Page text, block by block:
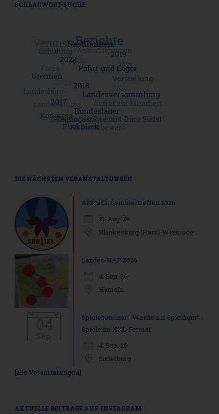
SCHLAGWORT-SUCHE
DIE NÄCHSTEN VERANSTALTUNGEN
ARR|JEL Sommertreffen 2026
21. Aug. 26
Blankenburg (Harz)-Wienrode
Landes-NAP 2026
4. Sep. 26
Hameln
Spieleseminar - Werde zur Spielfigur“ -
Spiele im XXL-Format
4. Sep. 26
Suderburg
[alle Veranstaltungen]
AKTUELLE BEITRÄGE AUF INSTAGRAM